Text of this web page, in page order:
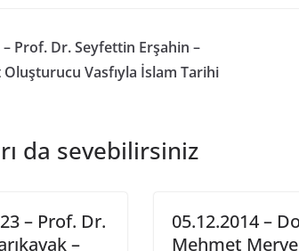
– Prof. Dr. Seyfettin Erşahin –
Vasfıyla İslam Tarihi
da sevebilirsiniz
– Prof. Dr.
–
05.12.2014 –
Mehmet Merve